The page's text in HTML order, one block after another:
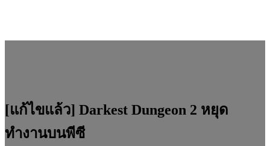
[แก้ไขแล้ว] Darkest Dungeon 2 หยุด
ทำงานบนพีซี